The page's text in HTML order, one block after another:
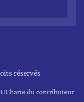
réservés
Charte du contributeur